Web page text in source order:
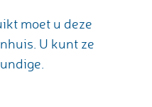
moet u deze
U kunt ze